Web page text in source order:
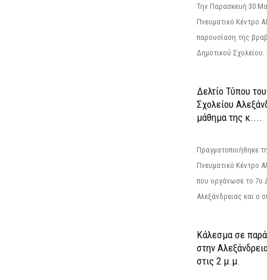
Την Παρασκευή 30
Πνευματικό Κέντρο
παρουσίαση της
Δημοτικού Σχολείου.
Δελτίο Τύπου
Σχολείου
μάθημα της κ....
Πραγματοποιήθηκε
Πνευματικό Κέντρο
που οργάνωσε το 7ο
Αλεξάνδρειας και ο
Κάλεσμα σε
στην
στις 2 μ.μ.